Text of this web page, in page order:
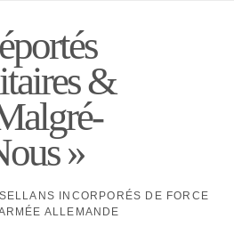
&
»
INCORPORÉS DE FORCE
ALLEMANDE